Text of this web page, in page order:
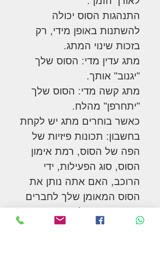
התנהגות הסוס יכולה
להשתנות באופן מידי, רק
בזכות שינוי המתג.
מתג עדין מדי: הסוס שלך
"יגנוב" אותך.
מתג קשה מדי: הסוס שלך
"יתחרפן" מהלח.
כאשר בוחרים מתג יש לקחת
בחשבון: תכונות פיזיות של
הפה של הסוס, רמת אימון
הסוס, סוג הפעילות, ידי
הרוכב, האם אתה נותן את
הסוס המאומן שלך לחברים
שהם רוכבים לא מנוסים
(מוטוריקה של רוכב מתחיל